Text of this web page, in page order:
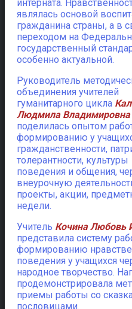
интерната.
являлась основой
гражданина страны, а в
переходом на
государственный
особенно актуальной.
Руководитель
объединения учителей
гуманитарного цикла
Людмила Владимировна
поделилась опытом
формированию у
гражданственности,
толерантности, культуры
поведения и общения,
внеурочную
проекты, акции,
недели.
Учитель Кочина Любовь
представила систему
формированию
поведения у учащихся
народное творчество.
продемонстрировала
приемы работы со
пословицами.